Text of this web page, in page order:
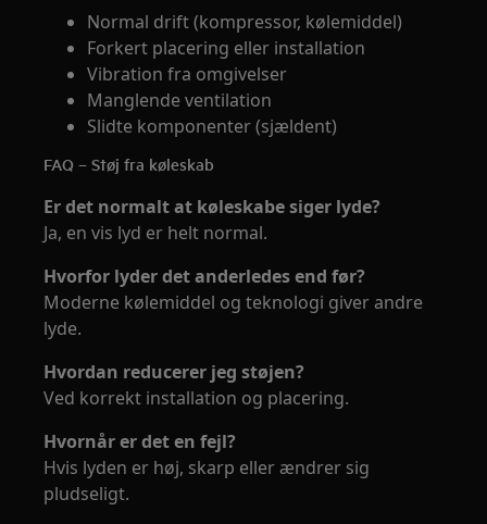
Normal drift (kompressor, kølemiddel)
Forkert placering eller installation
Vibration fra omgivelser
Manglende ventilation
Slidte komponenter (sjældent)
FAQ – Støj fra køleskab
Er det normalt at køleskabe siger lyde?
Ja, en vis lyd er helt normal.
Hvorfor lyder det anderledes end før?
Moderne kølemiddel og teknologi giver andre
lyde.
Hvordan reducerer jeg støjen?
Ved korrekt installation og placering.
Hvornår er det en fejl?
Hvis lyden er høj, skarp eller ændrer sig
pludseligt.